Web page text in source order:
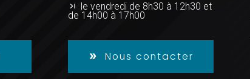
le vendredi de 8h30 à 12h30 et
de 14h00 à 17h00
Nous contacter